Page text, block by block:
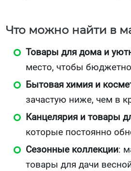
Что можно найти в
Товары для дома и
место, чтобы
Бытовая химия и
зачастую ниже, чем в
Канцелярия и товары
которые постоянно
Сезонные коллекции:
товары для дачи